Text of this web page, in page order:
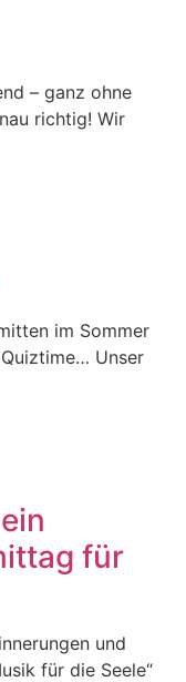
– ganz ohne
richtig! Wir
im Sommer
Unser
für
und
für die Seele“